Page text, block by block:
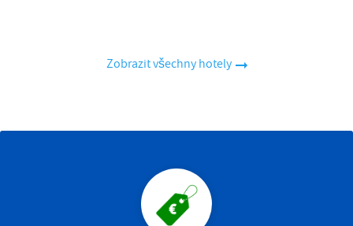
Zobrazit všechny hotely